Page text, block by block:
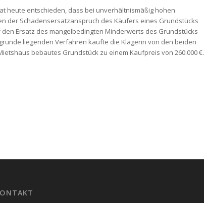
heute entschieden, dass bei unverhältnismäßig hohen
der Schadensersatzanspruch des Käufers eines Grundstücks
Ersatz des mangelbedingten Minderwerts des Grundstücks
liegenden Verfahren kaufte die Klägerin von den beiden
bebautes Grundstück zu einem Kaufpreis von 260.000 €.